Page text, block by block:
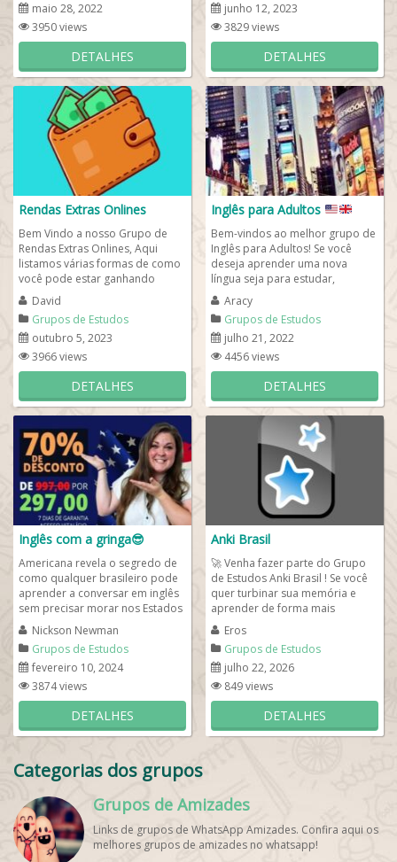
maio 28, 2022
3950 views
DETALHES
junho 12, 2023
3829 views
DETALHES
Rendas Extras Onlines
Bem Vindo a nosso Grupo de
Rendas Extras Onlines, Aqui
listamos várias formas de como
você pode estar ganhando
dinheiro na internet pelo seu
Celular ou...
David
Grupos de Estudos
outubro 5, 2023
3966 views
DETALHES
Inglês para Adultos
Bem-vindos ao melhor grupo de
Inglês para Adultos! Se você
deseja aprender uma nova
língua seja para estudar,
trabalhar ou até mesmo deseja
viajar, saiba...
Aracy
Grupos de Estudos
julho 21, 2022
4456 views
DETALHES
Inglês com a gringa😎
Americana revela o segredo de
como qualquer brasileiro pode
aprender a conversar em inglês
sem precisar morar nos Estados
Unido! Para saber mais... se...
Nickson Newman
Grupos de Estudos
fevereiro 10, 2024
3874 views
DETALHES
Anki Brasil
🚀 Venha fazer parte do Grupo
de Estudos Anki Brasil ! Se você
quer turbinar sua memória e
aprender de forma mais
eficiente, esse grupo é para
você!...
Eros
Grupos de Estudos
julho 22, 2026
849 views
DETALHES
Categorias dos grupos
Grupos de Amizades
Links de grupos de WhatsApp Amizades. Confira aqui os
melhores grupos de amizades no whatsapp!